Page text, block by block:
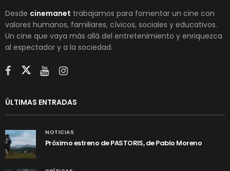
Desde cinemanet trabajamos para fomentar un cine con
valores humanos, familiares, cívicos, sociales y educativos.
Un cine que vaya más allá del entretenimiento y enriquezca
al espectador y a la sociedad.
ÚLTIMAS ENTRADAS
NOTICIAS
Próximo estreno de PASTORIS, de Pablo Moreno